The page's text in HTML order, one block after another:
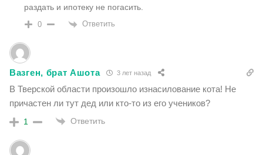
раздать и ипотеку не погасить.
0 Ответить
Вазген, брат Ашoта 3 лет назад
В Тверской области произошло изнасилование кота! Не
причастен ли тут дед или кто-то из его учеников?
1 Ответить